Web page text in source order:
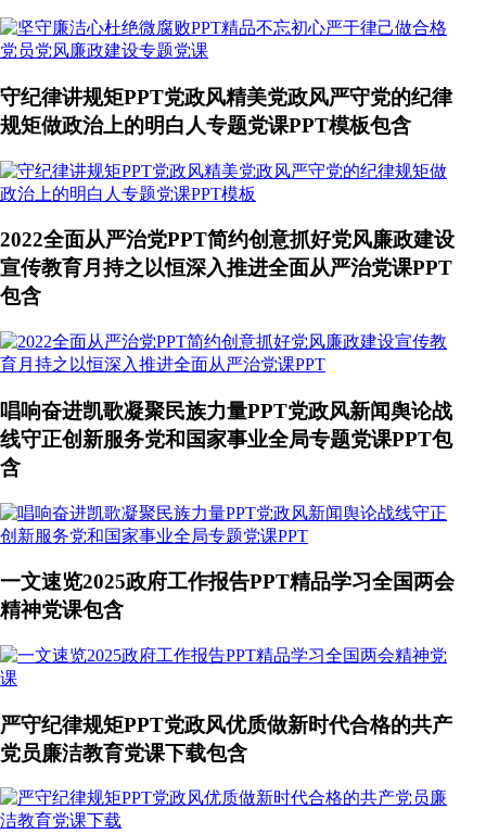
守纪律讲规矩PPT党政风精美党政风严守党的纪律
规矩做政治上的明白人专题党课PPT模板包含
2022全面从严治党PPT简约创意抓好党风廉政建设
宣传教育月持之以恒深入推进全面从严治党课PPT
包含
唱响奋进凯歌凝聚民族力量PPT党政风新闻舆论战
线守正创新服务党和国家事业全局专题党课PPT包
含
一文速览2025政府工作报告PPT精品学习全国两会
精神党课包含
严守纪律规矩PPT党政风优质做新时代合格的共产
党员廉洁教育党课下载包含